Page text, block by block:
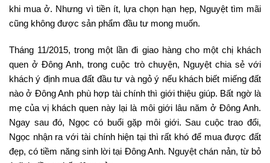
khi mua ở. Nhưng vì tiền ít, lựa chọn hạn hẹp, Nguyệt tìm mãi
cũng không được sản phẩm đầu tư mong muốn.
Tháng 11/2015, trong một lần đi giao hàng cho một chị khách
quen ở Đông Anh, trong cuộc trò chuyện, Nguyệt chia sẻ với
khách ý định mua đất đầu tư và ngỏ ý nếu khách biết miếng đất
nào ở Đông Anh phù hợp tài chính thì giới thiệu giúp. Bất ngờ là
mẹ của vị khách quen này lại là môi giới lâu năm ở Đông Anh.
Ngay sau đó, Ngọc có buổi gặp môi giới. Sau cuộc trao đổi,
Ngọc nhận ra với tài chính hiện tại thì rất khó để mua được đất
đẹp, có tiềm năng sinh lời tại Đông Anh. Nguyệt chán nản, từ bỏ